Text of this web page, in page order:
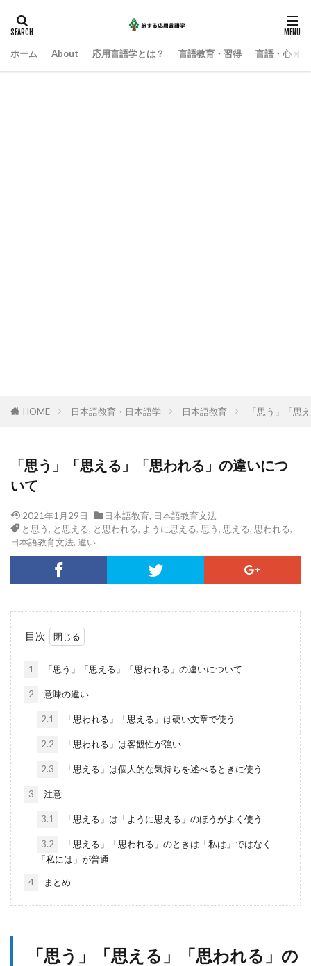
ホーム About 応用言語学とは？ 言語教育・習得 言語・心・
HOME 日本語教育・日本語学 日本語教育 「思う」「思
「思う」「思える」「思われる」の違いにつ
いて
2021年1月29日 日本語教育, 日本語教育文法
と思う, と思える, と思われる, ように思える, 思う, 思える, 思われる,
日本語教育文法, 違い
目次
1 「思う」「思える」「思われる」の違いについて
2 意味の違い
2.1 「思われる」「思える」は硬い文章で使う
2.2 「思われる」は客観性が強い
2.3 「思える」は個人的な気持ちを述べるときに使う
3 注意
3.1 「思える」は「ように思える」のほうがよく使う
3.2
「思える」「思われる」のときは「私は」ではなく
「私には」が普通
4 まとめ
「思う」「思える」「思われる」の